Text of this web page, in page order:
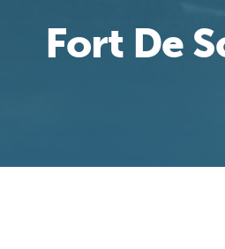
Fort De